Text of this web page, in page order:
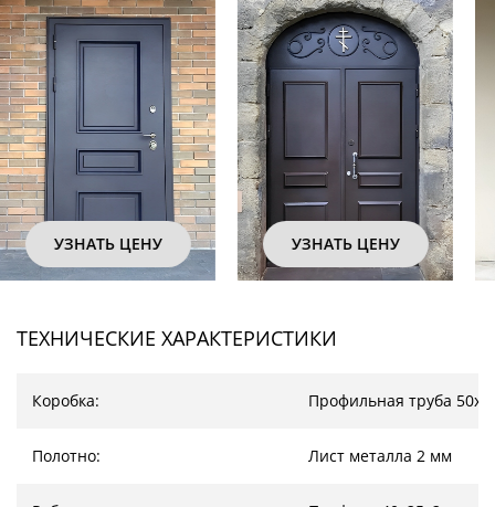
УЗНАТЬ ЦЕНУ УЗНАТЬ ЦЕНУ
ТЕХНИЧЕСКИЕ ХАРАКТЕРИСТИКИ
Коробка: Профильная труба
Полотно: Лист металла 2 мм